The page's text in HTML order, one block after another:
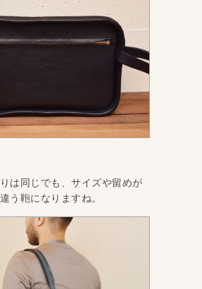
は同じでも、サイズや留めが
う鞄になりますね。